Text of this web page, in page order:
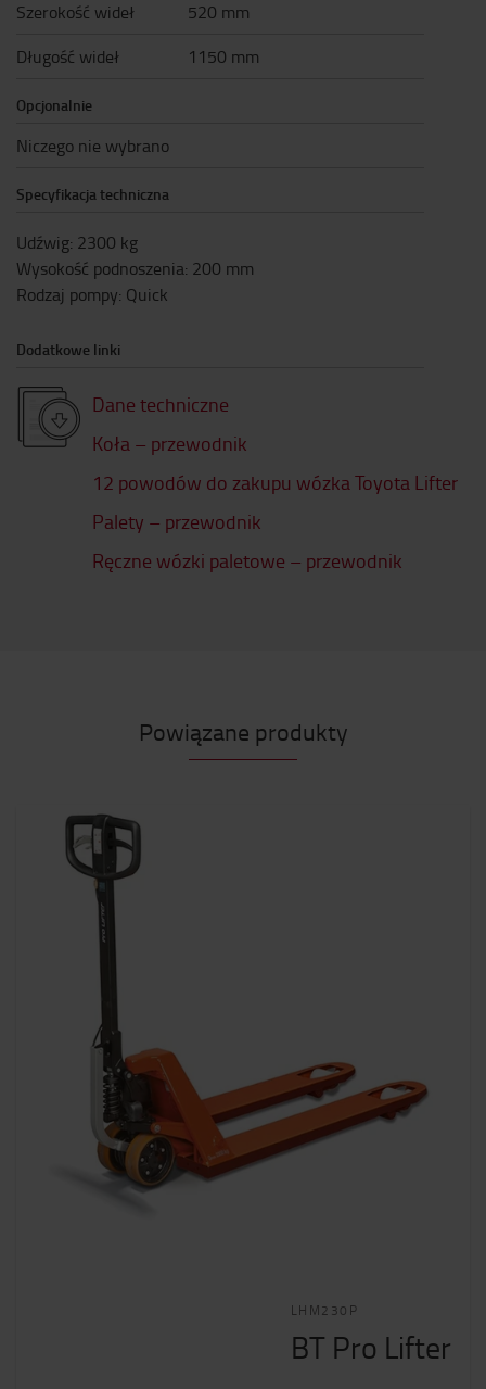
Szerokość wideł
520 mm
Długość wideł
1150 mm
Opcjonalnie
Niczego nie wybrano
Specyfikacja techniczna
Udźwig: 2300 kg
Wysokość podnoszenia: 200 mm
Rodzaj pompy: Quick
Dodatkowe linki
Dane techniczne
Koła – przewodnik
12 powodów do zakupu wózka Toyota Lifter
Palety – przewodnik
Ręczne wózki paletowe – przewodnik
Powiązane produkty
LHM230P
BT Pro Lifter